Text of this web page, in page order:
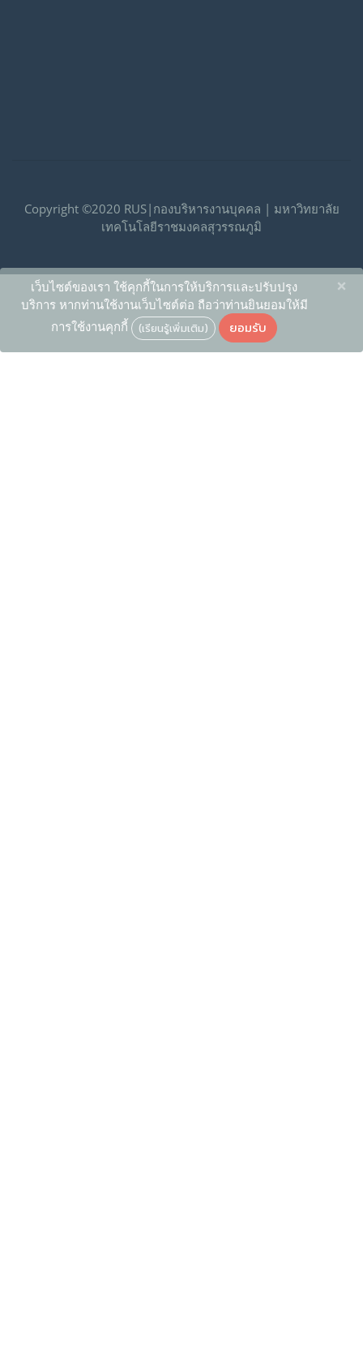
Copyright ©2020 RUS|กองบริหารงานบุคคล | มหาวิทยาลัย
เทคโนโลยีราชมงคลสุวรรณภูมิ
เว็บไซต์ของเรา ใช้คุกกี้ในการให้บริการและปรับปรุง
บริการ หากท่านใช้งานเว็บไซต์ต่อ ถือว่าท่านยินยอมให้มี
การใช้งานคุกกี้ (เรียนรู้เพิ่มเติม) ยอมรับ
×